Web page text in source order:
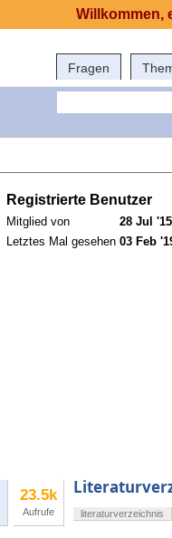
Fragen
Registrierte Benutzer
Mitglied von
28 Jul
Letztes Mal gesehen 03 Feb
23.5k
Aufrufe literaturverzeichnis
Willkommen,